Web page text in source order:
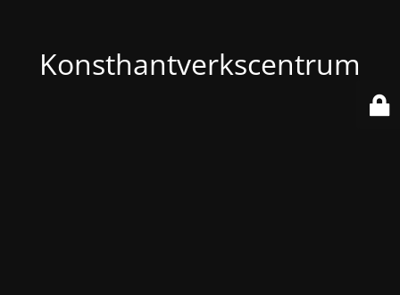
Konsthantverkscentrum